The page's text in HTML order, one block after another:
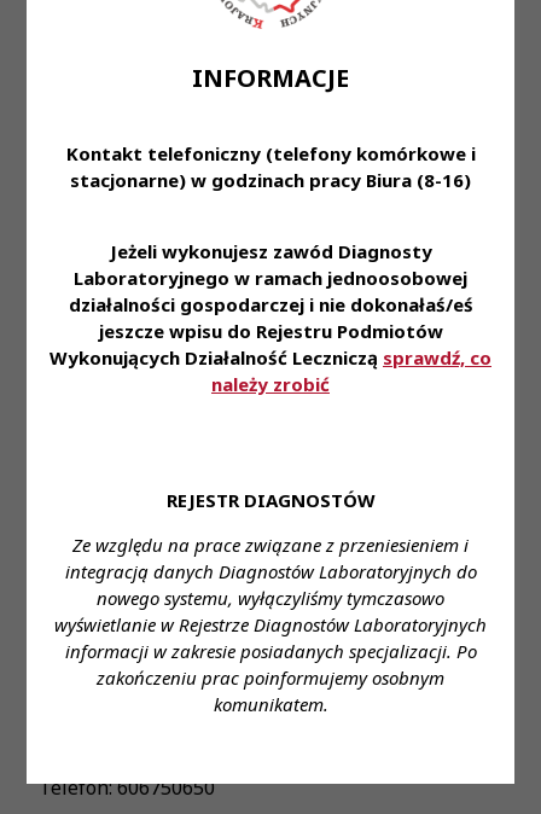
INFORMACJE
Kontakt telefoniczny (telefony komórkowe i
stacjonarne) w godzinach pracy Biura (8-16)
Jeżeli wykonujesz zawód Diagnosty
Laboratoryjnego w ramach jednoosobowej
działalności gospodarczej i nie dokonałaś/eś
jeszcze wpisu do Rejestru Podmiotów
Wykonujących Działalność Leczniczą sprawdź, co
należy zrobić
REJESTR DIAGNOSTÓW
Ze względu na prace związane z przeniesieniem i
integracją danych Diagnostów Laboratoryjnych do
nowego systemu, wyłączyliśmy tymczasowo
wyświetlanie w Rejestrze Diagnostów Laboratoryjnych
informacji w zakresie posiadanych specjalizacji. Po
zakończeniu prac poinformujemy osobnym
komunikatem.
poziomu kompetencji i doświadczenia
zawodowego -dofinansowanie do karty Multisport
laboratoryjne
Osoby zainteresowane proszę o przesłanie CV na
adres hania@fryda.pl
Miejsce zatrudnienia: Zabrze, ul. Curie
Proponowane wynagrodzenie: ustawowe plus
dodatki i premia
Forma zatrudnienia: do uzgodnienia Wymiar czasu
pracy: pełny etat / dyżury
Dane do kontaktu: Stanowisko: diagnosta
laboratoryjny
Telefon: 606750650